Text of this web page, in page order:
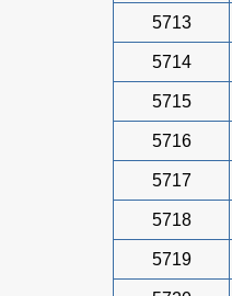
5713
5714
5715
5716
5717
5718
5719